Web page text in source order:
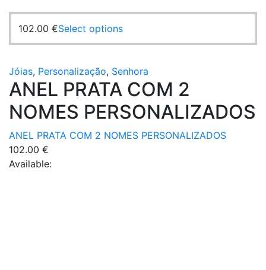
multiple
variants.
The
may
be
chosen
on
the
102.00 €Select optionsThis
product
multiple
variants.
The
options
be
Jóias, Personalização, Senhora
ANEL PRATA COM 2
NOMES PERSONALIZADOS
ANEL PRATA COM 2 NOMES PERSONALIZADOS
102.00 €
Available: